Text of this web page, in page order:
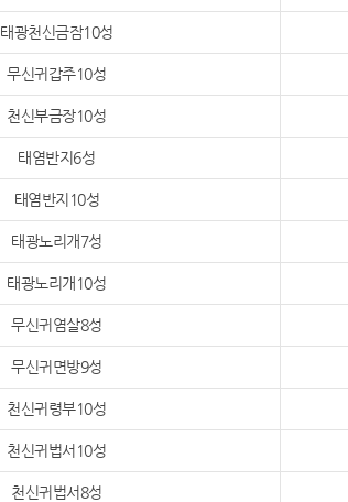
태광천신금잠10성
무신귀갑주10성
천신부금장10성
태염반지6성
태염반지10성
태광노리개7성
태광노리개10성
무신귀염살8성
무신귀면방9성
천신귀령부10성
천신귀법서10성
천신귀법서8성